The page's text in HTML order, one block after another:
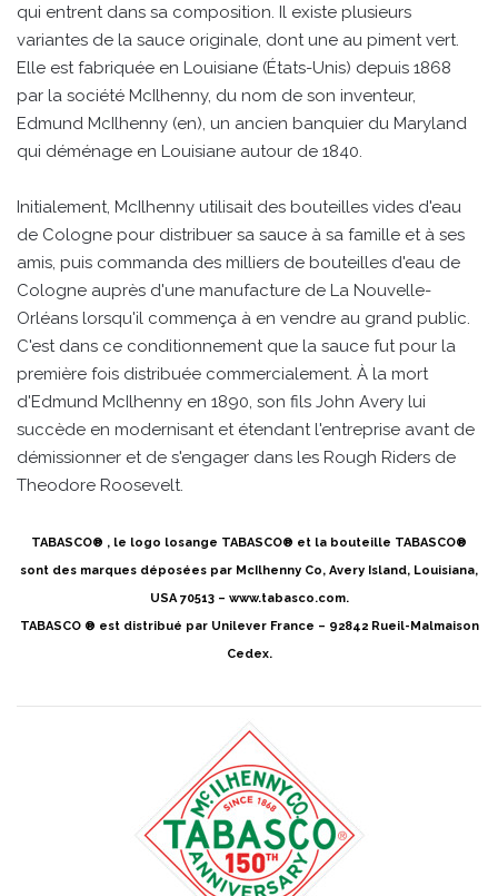
qui entrent dans sa composition. Il existe plusieurs
variantes de la sauce originale, dont une au piment vert.
Elle est fabriquée en Louisiane (États-Unis) depuis 1868
par la société McIlhenny, du nom de son inventeur,
Edmund McIlhenny (en), un ancien banquier du Maryland
qui déménage en Louisiane autour de 1840.
Initialement, McIlhenny utilisait des bouteilles vides d'eau
de Cologne pour distribuer sa sauce à sa famille et à ses
amis, puis commanda des milliers de bouteilles d'eau de
Cologne auprès d'une manufacture de La Nouvelle-
Orléans lorsqu'il commença à en vendre au grand public.
C'est dans ce conditionnement que la sauce fut pour la
première fois distribuée commercialement. À la mort
d'Edmund McIlhenny en 1890, son fils John Avery lui
succède en modernisant et étendant l'entreprise avant de
démissionner et de s'engager dans les Rough Riders de
Theodore Roosevelt.
TABASCO® , le logo losange TABASCO® et la bouteille TABASCO®
sont des marques déposées par McIlhenny Co, Avery Island, Louisiana,
USA 70513 – www.tabasco.com.
TABASCO ® est distribué par Unilever France – 92842 Rueil-Malmaison
Cedex.